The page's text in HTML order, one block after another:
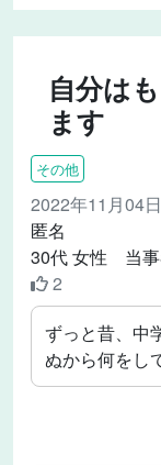
自分は
ます
その他
2022年11月04日
匿名
30代 女性 当
2
ずっと昔、中
ぬから何をし